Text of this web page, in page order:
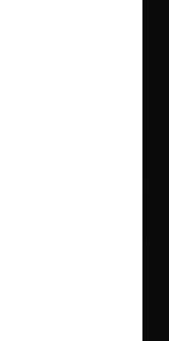
Freitag, 08.00